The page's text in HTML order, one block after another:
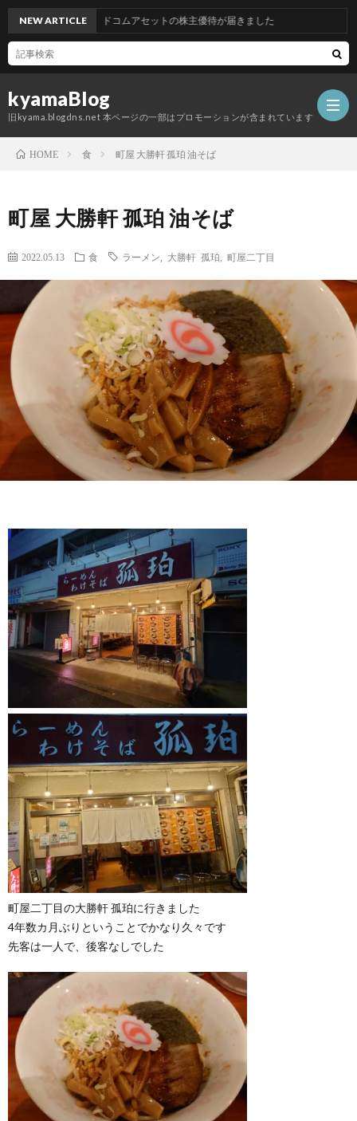
kyamaBlog
旧kyama.blogdns.net 本ページの一部はプロモーションが含まれています
NEW ARTICLEグッドコムアセットの株主優待が届きました
HOME 食 町屋 大勝軒 孤珀 油そば
町屋 大勝軒 孤珀 油そば
2022.05.13 食 ラーメン 大勝軒 孤珀 町屋二丁目
町屋二丁目の大勝軒 孤珀に行きました
4年数カ月ぶりということでかなり久々です
先客は一人で、後客なしでした